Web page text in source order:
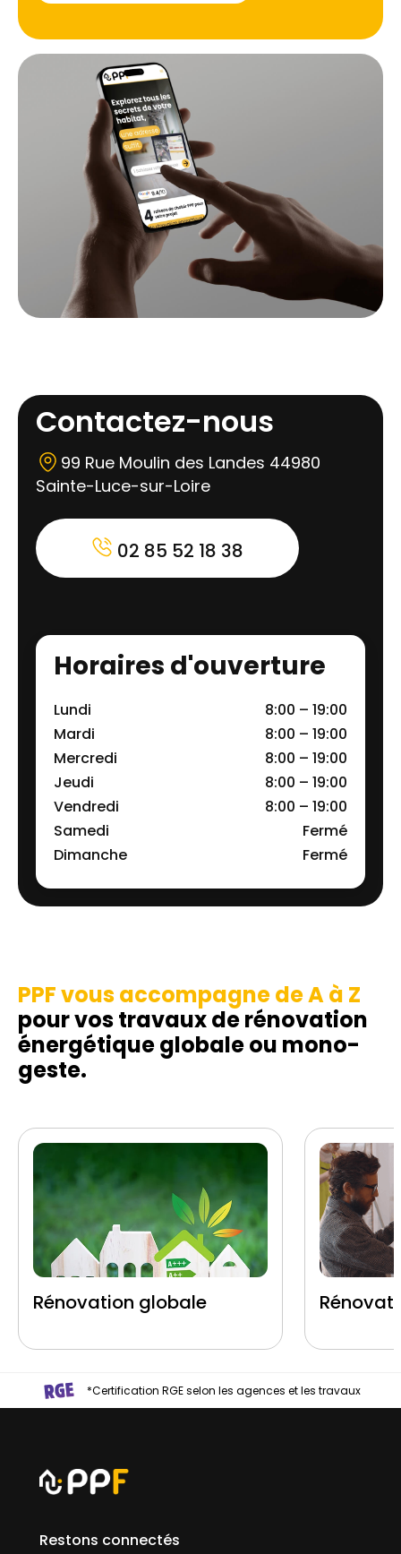
Contactez-nous
99 Rue Moulin des Landes 44980
Sainte-Luce-sur-Loire
02 85 52 18 38
Horaires d'ouverture
Lundi
8:00 – 19:00
Mardi
8:00 – 19:00
Mercredi
8:00 – 19:00
Jeudi
8:00 – 19:00
Vendredi
8:00 – 19:00
Samedi
Fermé
Dimanche
Fermé
PPF vous accompagne de A à Z
pour vos travaux de rénovation
énergétique globale ou mono-
geste.
Rénovation globale
*Certification RGE selon les agences et les travaux
Restons connectés